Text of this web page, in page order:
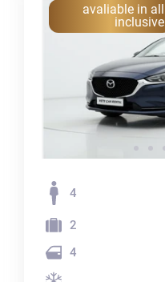
avaliable in all
inclusive
4
2
4